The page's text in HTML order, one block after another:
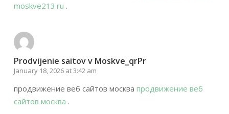
moskve213.ru .
Prodvijenie saitov v Moskve_qrPr
January 18, 2026 at 3:42 am
продвижение веб сайтов москва продвижение веб
сайтов москва .